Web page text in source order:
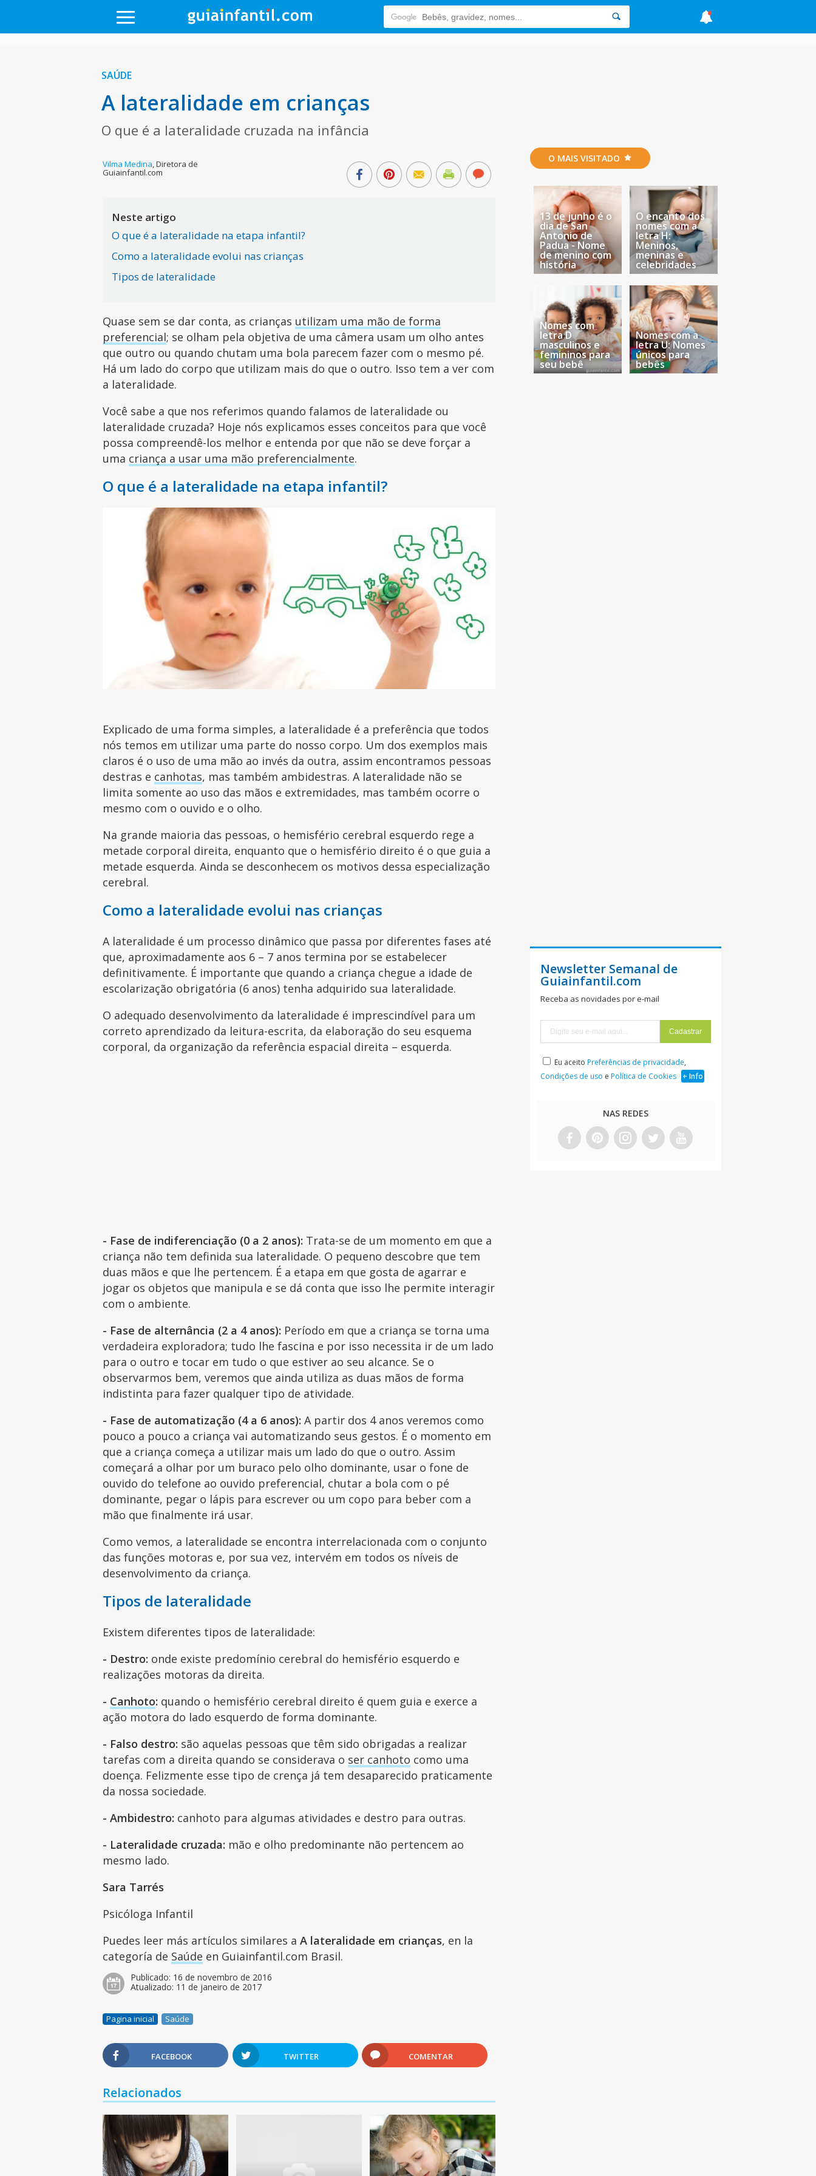
SAÚDE
A lateralidade em crianças
O que é a lateralidade cruzada na infância
Vilma Medina,Diretora de
Guiainfantil.com
Neste artigo
O que é a lateralidade na etapa infantil?
Como a lateralidade evolui nas crianças
Tipos de lateralidade
Quase sem se dar conta, as crianças utilizam uma mão de forma
preferencial; se olham pela objetiva de uma câmera usam um olho antes
que outro ou quando chutam uma bola parecem fazer com o mesmo pé.
Há um lado do corpo que utilizam mais do que o outro. Isso tem a ver com
a lateralidade.
Você sabe a que nos referimos quando falamos de lateralidade ou
lateralidade cruzada? Hoje nós explicamos esses conceitos para que você
possa compreendê-los melhor e entenda por que não se deve forçar a
uma criança a usar uma mão preferencialmente.
O que é a lateralidade na etapa infantil?
Explicado de uma forma simples, a lateralidade é a preferência que todos
nós temos em utilizar uma parte do nosso corpo. Um dos exemplos mais
claros é o uso de uma mão ao invés da outra, assim encontramos pessoas
destras e canhotas, mas também ambidestras. A lateralidade não se
limita somente ao uso das mãos e extremidades, mas também ocorre o
mesmo com o ouvido e o olho.
Na grande maioria das pessoas, o hemisfério cerebral esquerdo rege a
metade corporal direita, enquanto que o hemisfério direito é o que guia a
metade esquerda. Ainda se desconhecem os motivos dessa especialização
cerebral.
Como a lateralidade evolui nas crianças
A lateralidade é um processo dinâmico que passa por diferentes fases até
que, aproximadamente aos 6 – 7 anos termina por se estabelecer
definitivamente. É importante que quando a criança chegue a idade de
escolarização obrigatória (6 anos) tenha adquirido sua lateralidade.
O adequado desenvolvimento da lateralidade é imprescindível para um
correto aprendizado da leitura-escrita, da elaboração do seu esquema
corporal, da organização da referência espacial direita – esquerda.
- Fase de indiferenciação (0 a 2 anos): Trata-se de um momento em que a
criança não tem definida sua lateralidade. O pequeno descobre que tem
duas mãos e que lhe pertencem. É a etapa em que gosta de agarrar e
jogar os objetos que manipula e se dá conta que isso lhe permite interagir
com o ambiente.
- Fase de alternância (2 a 4 anos): Período em que a criança se torna uma
verdadeira exploradora; tudo lhe fascina e por isso necessita ir de um lado
para o outro e tocar em tudo o que estiver ao seu alcance. Se o
observarmos bem, veremos que ainda utiliza as duas mãos de forma
indistinta para fazer qualquer tipo de atividade.
- Fase de automatização (4 a 6 anos): A partir dos 4 anos veremos como
pouco a pouco a criança vai automatizando seus gestos. É o momento em
que a criança começa a utilizar mais um lado do que o outro. Assim
começará a olhar por um buraco pelo olho dominante, usar o fone de
ouvido do telefone ao ouvido preferencial, chutar a bola com o pé
dominante, pegar o lápis para escrever ou um copo para beber com a
mão que finalmente irá usar.
Como vemos, a lateralidade se encontra interrelacionada com o conjunto
das funções motoras e, por sua vez, intervém em todos os níveis de
desenvolvimento da criança.
Tipos de lateralidade
Existem diferentes tipos de lateralidade:
- Destro: onde existe predomínio cerebral do hemisfério esquerdo e
realizações motoras da direita.
- Canhoto: quando o hemisfério cerebral direito é quem guia e exerce a
ação motora do lado esquerdo de forma dominante.
- Falso destro: são aquelas pessoas que têm sido obrigadas a realizar
tarefas com a direita quando se considerava o ser canhoto como uma
doença. Felizmente esse tipo de crença já tem desaparecido praticamente
da nossa sociedade.
- Ambidestro: canhoto para algumas atividades e destro para outras.
- Lateralidade cruzada: mão e olho predominante não pertencem ao
mesmo lado.
Sara Tarrés
Psicóloga Infantil
Puedes leer más artículos similares aA lateralidade em crianças, en la
categoría de Saúde en Guiainfantil.com Brasil.
Publicado: 16 de novembro de 2016
Atualizado: 11 de janeiro de 2017
Pagina inicial Saúde
FACEBOOK TWITTER COMENTAR
Relacionados
O MAIS VISITADO
13 de junho é o
dia de San
Antonio de
Padua - Nome
de menino com
história
O encanto dos
nomes com a
letra H:
Meninos,
meninas e
celebridades
Nomes com
letra D
masculinos e
femininos para
seu bebê
Nomes com a
letra U: Nomes
únicos para
bebês
Newsletter Semanal de
Guiainfantil.com
Receba as novidades por e-mail
Eu aceito Preferências de privacidade,
Condições de uso e Política de Cookies + Info
NAS REDES